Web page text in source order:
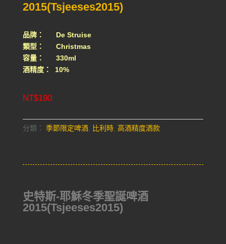
2015(Tsjeeses2015)
品牌： De Struise
類型： Christmas
容量： 330ml
酒精度： 10%
NT$190
分類： 季節限定啤酒, 比利時, 高酒精度酒款
史特斯-耶穌冬季聖誕啤酒
2015(Tsjeeses2015)